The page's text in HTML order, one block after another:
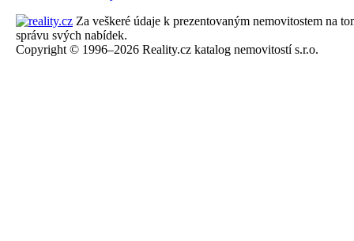
Za veškeré údaje k prezentovaným nemovitostem na
správu svých nabídek.
Copyright © 1996–2026 Reality.cz katalog nemovitostí s.r.o.